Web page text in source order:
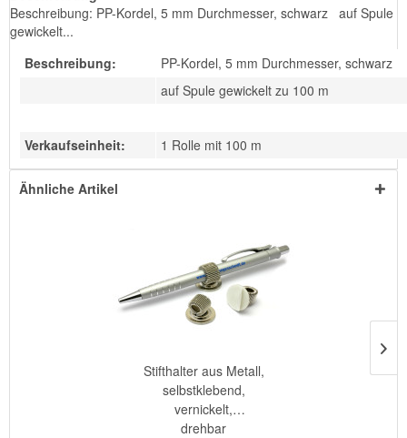
Beschreibung: PP-Kordel, 5 mm Durchmesser, schwarz auf Spule
gewickelt...
Beschreibung:
PP-Kordel, 5 mm Durchmesser, schwarz
auf Spule gewickelt zu 100 m
Verkaufseinheit: 1 Rolle mit 100 m
Ähnliche Artikel
Stifthalter aus Metall,
selbstklebend,
vernickelt,
drehbar